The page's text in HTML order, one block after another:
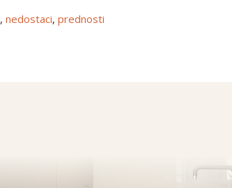
,nedostaci,prednosti